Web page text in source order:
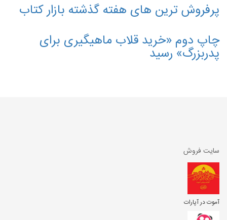
پرفروش ترین های هفته گذشته بازار کتاب
چاپ دوم «خرید قلاب ماهیگیری برای
پدربزرگ» رسید
سایت فروش
آموت در آپارات